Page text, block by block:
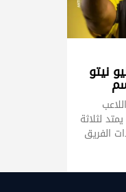
نيتو
لثلاثة
الفريق